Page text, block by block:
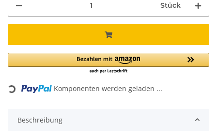
Stück
Loading... Komponenten werden geladen ...
Beschreibung